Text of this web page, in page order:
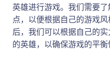
英雄进行游戏。我们需要
点，以便根据自己的游戏
后，我们可以根据自己的
的英雄，以确保游戏的平衡